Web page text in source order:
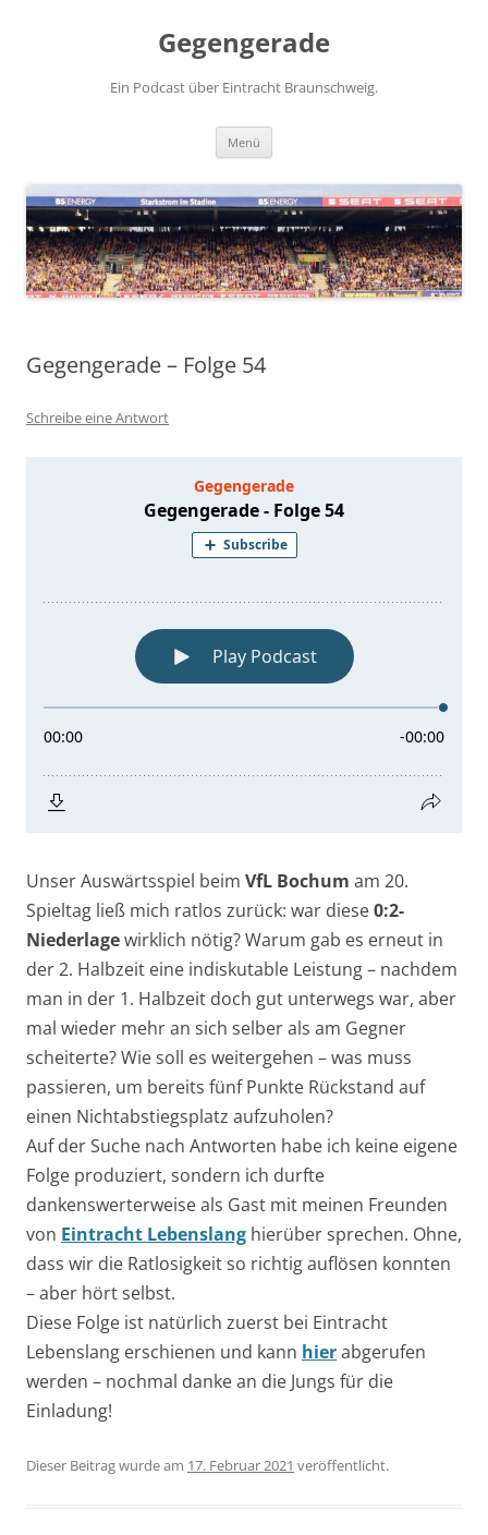
Gegengerade
Ein Podcast über Eintracht Braunschweig.
Menü
Gegengerade – Folge 54
Schreibe eine Antwort
Unser Auswärtsspiel beim VfL Bochum am 20.
Spieltag ließ mich ratlos zurück: war diese0:2-
Niederlagewirklich nötig? Warum gab es erneut in
der 2. Halbzeit eine indiskutable Leistung – nachdem
man in der 1. Halbzeit doch gut unterwegs war, aber
mal wieder mehr an sich selber als am Gegner
scheiterte? Wie soll es weitergehen – was muss
passieren, um bereits fünf Punkte Rückstand auf
einen Nichtabstiegsplatz aufzuholen?
Auf der Suche nach Antworten habe ich keine eigene
Folge produziert, sondern ich durfte
dankenswerterweise als Gast mit meinen Freunden
von Eintracht Lebenslang hierüber sprechen. Ohne,
dass wir die Ratlosigkeit so richtig auflösen konnten
– aber hört selbst.
Diese Folge ist natürlich zuerst bei Eintracht
Lebenslang erschienen und kann hierabgerufen
werden – nochmal danke an die Jungs für die
Einladung!
Dieser Beitrag wurde am 17. Februar 2021 veröffentlicht.